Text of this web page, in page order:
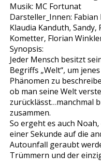
Musik: MC Fortunat
Darsteller_Innen:
Klaudia Kanduth, Sandy,
Kometter, Florian
Synopsis:
Jeder Mensch besitzt
Begriffs „Welt“, um
Phänomen zu
ob man seine Welt
zurücklässt…manchmal
zusammen.
So ergeht es auch
einer Sekunde auf die
Autounfall geraubt
Trümmern und der